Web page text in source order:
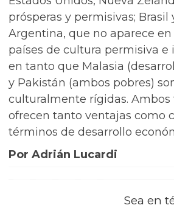
prósperas y permisivas; Brasil
Argentina, que no aparece en
países de cultura permisiva e
en tanto que Malasia
y Pakistán (ambos pobres)
culturalmente rígidas. Ambos
ofrecen tanto ventajas como
términos de desarrollo
Por Adrián Lucardi
Sea en